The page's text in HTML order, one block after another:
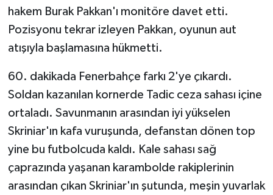
hakem Burak Pakkan'ı monitöre davet etti.
Pozisyonu tekrar izleyen Pakkan, oyunun aut
atışıyla başlamasına hükmetti.
60. dakikada Fenerbahçe farkı 2'ye çıkardı.
Soldan kazanılan kornerde Tadic ceza sahası içine
ortaladı. Savunmanın arasından iyi yükselen
Skriniar'ın kafa vuruşunda, defanstan dönen top
yine bu futbolcuda kaldı. Kale sahası sağ
çaprazında yaşanan karambolde rakiplerinin
arasından çıkan Skriniar'ın şutunda, meşin yuvarlak